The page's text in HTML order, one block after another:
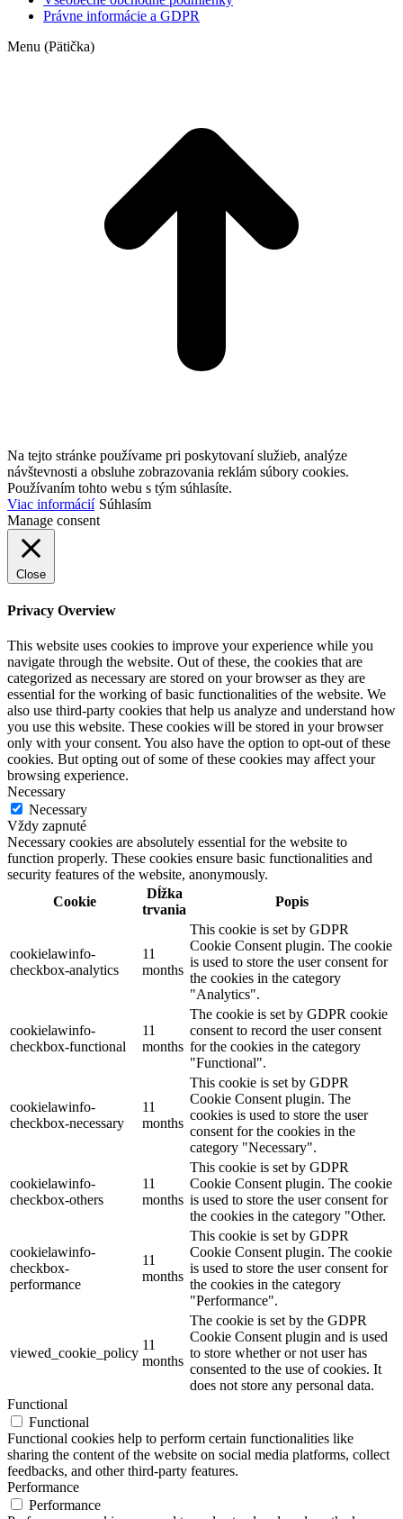
Právne informácie a GDPR
Menu (Pätička)
Na tejto stránke používame pri poskytovaní služieb, analýze
návštevnosti a obsluhe zobrazovania reklám súbory cookies.
Používaním tohto webu s tým súhlasíte.
Viac informácií Súhlasím
Manage consent
Close
Privacy Overview
This website uses cookies to improve your experience while you
navigate through the website. Out of these, the cookies that are
categorized as necessary are stored on your browser as they are
essential for the working of basic functionalities of the website. We
also use third-party cookies that help us analyze and understand how
you use this website. These cookies will be stored in your browser
only with your consent. You also have the option to opt-out of these
cookies. But opting out of some of these cookies may affect your
browsing experience.
Necessary
Necessary
Vždy zapnuté
Necessary cookies are absolutely essential for the website to
function properly. These cookies ensure basic functionalities and
security features of the website, anonymously.
Cookie
Dĺžka
trvania
Popis
cookielawinfo-
checkbox-analytics
11
months
This cookie is set by GDPR
Cookie Consent plugin. The cookie
is used to store the user consent for
the cookies in the category
"Analytics".
cookielawinfo-
checkbox-functional
11
months
The cookie is set by GDPR cookie
consent to record the user consent
for the cookies in the category
"Functional".
cookielawinfo-
checkbox-necessary
11
months
This cookie is set by GDPR
Cookie Consent plugin. The
cookies is used to store the user
consent for the cookies in the
category "Necessary".
cookielawinfo-
checkbox-others
11
months
This cookie is set by GDPR
Cookie Consent plugin. The cookie
is used to store the user consent for
the cookies in the category "Other.
cookielawinfo-
checkbox-
performance
11
months
This cookie is set by GDPR
Cookie Consent plugin. The cookie
is used to store the user consent for
the cookies in the category
"Performance".
viewed_cookie_policy
11
months
The cookie is set by the GDPR
Cookie Consent plugin and is used
to store whether or not user has
consented to the use of cookies. It
does not store any personal data.
Functional
Functional
Functional cookies help to perform certain functionalities like
sharing the content of the website on social media platforms, collect
feedbacks, and other third-party features.
Performance
Performance